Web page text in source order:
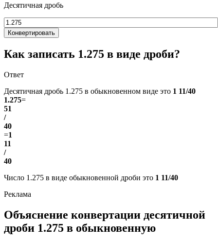
Десятичная дробь
Конвертировать
Как записать 1.275 в виде дроби?
Ответ
Десятичная дробь 1.275 в обыкновенном виде это 1 11/40
1.275=
51
/
40
=1
11
/
40
Число 1.275 в виде обыкновенной дроби это 1 11/40
Объяснение конвертации десятичной
дроби 1.275 в обыкновенную